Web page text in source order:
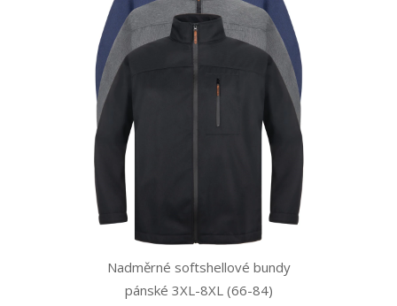
Nadměrné softshellové bundy
pánské 3XL-8XL (66-84)